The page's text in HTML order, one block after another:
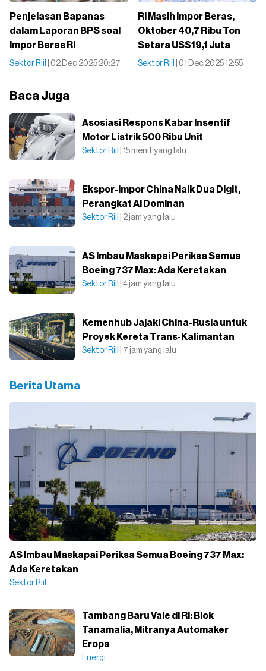
Penjelasan Bapanas
dalam Laporan BPS soal
Impor Beras RI
Sektor Riil | 02 Dec 2025 20:27
RI Masih Impor Beras,
Oktober 40,7 Ribu Ton
Setara US$19,1 Juta
Sektor Riil | 01 Dec 2025 12:55
Baca Juga
Asosiasi Respons Kabar Insentif
Motor Listrik 500 Ribu Unit
Sektor Riil | 15 menit yang lalu
Ekspor-Impor China Naik Dua Digit,
Perangkat AI Dominan
Sektor Riil | 2 jam yang lalu
AS Imbau Maskapai Periksa Semua
Boeing 737 Max: Ada Keretakan
Sektor Riil | 4 jam yang lalu
Kemenhub Jajaki China-Rusia untuk
Proyek Kereta Trans-Kalimantan
Sektor Riil | 7 jam yang lalu
Berita Utama
AS Imbau Maskapai Periksa Semua Boeing 737 Max:
Ada Keretakan
Sektor Riil
Tambang Baru Vale di RI: Blok
Tanamalia, Mitranya Automaker
Eropa
Energi